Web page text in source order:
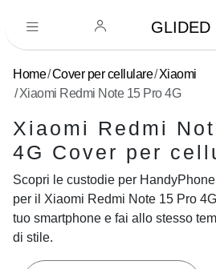
GLIDED
Home Cover per cellulare Xiaomi
Xiaomi Redmi Note 15 Pro 4G
Xiaomi Redmi
4G Cover per
Scopri le custodie per
per il Xiaomi Redmi Note 15 Pro
tuo smartphone e fai allo stesso
di stile.